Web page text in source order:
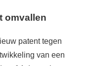
omvallen
patent tegen
van een